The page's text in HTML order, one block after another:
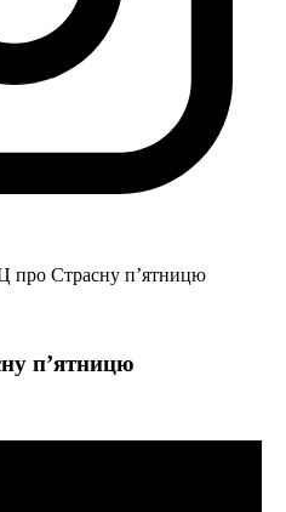
про Страсну п’ятницю
п’ятницю